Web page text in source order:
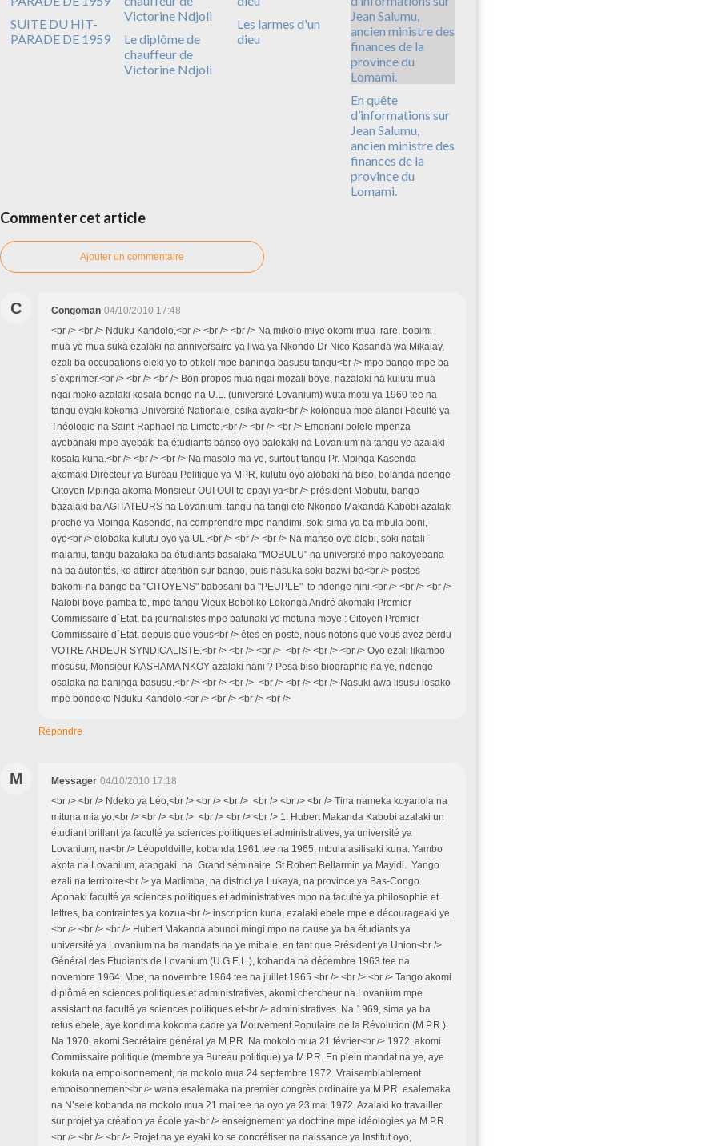
SUITE DU HIT-
PARADE DE 1959
Le diplôme de
chauffeur de
Victorine Ndjoli
Les larmes d'un
dieu
En quête
d’informations sur
Jean Salumu,
ancien ministre des
finances de la
province du
Lomami.
Commenter cet article
Ajouter un commentaire
C Congoman 04/10/2010 17:48
<br /> <br /> Nduku Kandolo,<br /> <br /> <br /> Na mikolo miye okomi mua rare, bobimi
mua yo mua suka ezalaki na anniversaire ya liwa ya Nkondo Dr Nico Kasanda wa Mikalay,
ezali ba occupations eleki yo to otikeli mpe baninga basusu tangu<br /> mpo bango mpe ba
s´exprimer.<br /> <br /> <br /> Bon propos mua ngai mozali boye, nazalaki na kulutu mua
ngai moko azalaki kosala bongo na U.L. (université Lovanium) wuta motu ya 1960 tee na
tangu eyaki kokoma Université Nationale, esika ayaki<br /> kolongua mpe alandi Faculté ya
Théologie na Saint-Raphael na Limete.<br /> <br /> <br /> Emonani polele mpenza
ayebanaki mpe ayebaki ba étudiants banso oyo balekaki na Lovanium na tangu ye azalaki
kosala kuna.<br /> <br /> <br /> Na masolo ma ye, surtout tangu Pr. Mpinga Kasenda
akomaki Directeur ya Bureau Politique ya MPR, kulutu oyo alobaki na biso, bolanda ndenge
Citoyen Mpinga akoma Monsieur OUI OUI te epayi ya<br /> président Mobutu, bango
bazalaki ba AGITATEURS na Lovanium, tangu na tangi ete Nkondo Makanda Kabobi azalaki
proche ya Mpinga Kasende, na comprendre mpe nandimi, soki sima ya ba mbula boni,
oyo<br /> elobaka kulutu oyo ya UL.<br /> <br /> <br /> Na manso oyo olobi, soki natali
malamu, tangu bazalaka ba étudiants basalaka "MOBULU" na université mpo nakoyebana
na ba autorités, ko attirer attention sur bango, puis nasuka soki bazwi ba<br /> postes
bakomi na bango ba "CITOYENS" babosani ba "PEUPLE" to ndenge nini.<br /> <br /> <br />
Nalobi boye pamba te, mpo tangu Vieux Boboliko Lokonga André akomaki Premier
Commissaire d´Etat, ba journalistes mpe batunaki ye motuna moye : Citoyen Premier
Commissaire d´Etat, depuis que vous<br /> êtes en poste, nous notons que vous avez perdu
VOTRE ARDEUR SYNDICALISTE.<br /> <br /> <br /> <br /> <br /> <br /> Oyo ezali likambo
mosusu, Monsieur KASHAMA NKOY azalaki nani ? Pesa biso biographie na ye, ndenge
osalaka na baninga basusu.<br /> <br /> <br /> <br /> <br /> <br /> Nasuki awa lisusu losako
mpe bondeko Nduku Kandolo.<br /> <br /> <br /> <br />
Répondre
M Messager 04/10/2010 17:18
<br /> <br /> Ndeko ya Léo,<br /> <br /> <br /> <br /> <br /> <br /> Tina nameka koyanola na
mituna mia yo.<br /> <br /> <br /> <br /> <br /> <br /> 1. Hubert Makanda Kabobi azalaki un
étudiant brillant ya faculté ya sciences politiques et administratives, ya université ya
Lovanium, na<br /> Léopoldville, kobanda 1961 tee na 1965, mbula asilisaki kuna. Yambo
akota na Lovanium, atangaki na Grand séminaire St Robert Bellarmin ya Mayidi. Yango
ezali na territoire<br /> ya Madimba, na district ya Lukaya, na province ya Bas-Congo.
Aponaki faculté ya sciences politiques et administratives mpo na faculté ya philosophie et
lettres, ba contraintes ya kozua<br /> inscription kuna, ezalaki ebele mpe e décourageaki ye.
<br /> <br /> <br /> Hubert Makanda abundi mingi mpo na cause ya ba étudiants ya
université ya Lovanium na ba mandats na ye mibale, en tant que Président ya Union<br />
Général des Etudiants de Lovanium (U.G.E.L.), kobanda na décembre 1963 tee na
novembre 1964. Mpe, na novembre 1964 tee na juillet 1965.<br /> <br /> <br /> Tango akomi
diplômé en sciences politiques et administratives, akomi chercheur na Lovanium mpe
assistant na faculté ya sciences politiques et<br /> administratives. Na 1969, sima ya ba
refus ebele, aye kondima kokoma cadre ya Mouvement Populaire de la Révolution (M.P.R.).
Na 1970, akomi Secrétaire général ya M.P.R. Na mokolo mua 21 février<br /> 1972, akomi
Commissaire politique (membre ya Bureau politique) ya M.P.R. En plein mandat na ye, aye
kokufa na empoisonnement, na mokolo mua 24 septembre 1972. Vraisemblablement
empoisonnement<br /> wana esalemaka na premier congrès ordinaire ya M.P.R. esalemaka
na N’sele kobanda na mokolo mua 21 mai tee na oyo ya 23 mai 1972. Azalaki ko travailler
sur projet ya création ya école ya<br /> enseignement ya doctrine mpe idéologies ya M.P.R.
<br /> <br /> <br /> Projet na ye eyaki ko se concrétiser na naissance ya Institut oyo,